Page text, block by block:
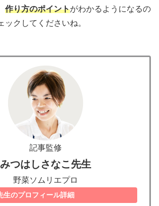
作り方のポイントがわかるようになるの
ックしてくださいね。
記事監修
みつはしさなこ先生
野菜ソムリエプロ
生のプロフィール詳細